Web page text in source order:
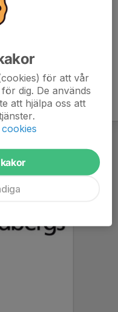
för att vår
dig. De används
att hjälpa oss att